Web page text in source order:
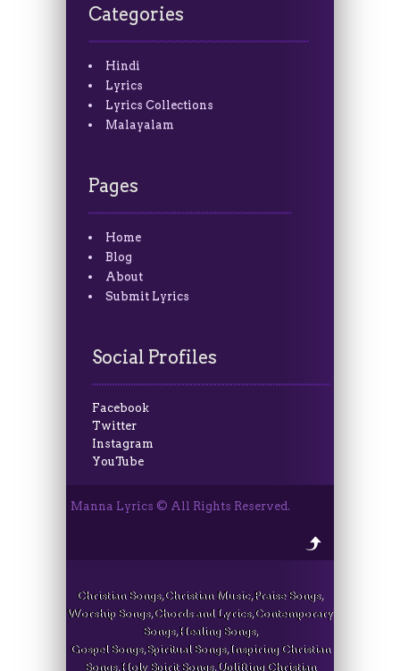
Categories
Hindi
Lyrics
Lyrics Collections
Malayalam
Pages
Home
Blog
About
Submit Lyrics
Social Profiles
Facebook
Twitter
Instagram
YouTube
Manna Lyrics © All Rights Reserved.
Christian Songs, Christian Music, Praise Songs,
Worship Songs, Chords and Lyrics, Contemporary
Songs, Healing Songs,
Gospel Songs, Spiritual Songs, Inspiring Christian
Songs, Holy Spirit Songs, Uplifting Christian